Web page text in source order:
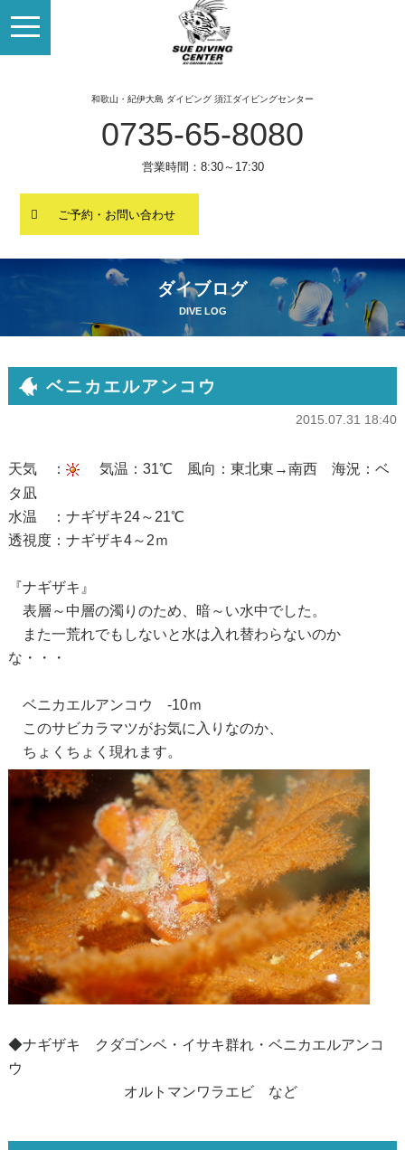
toggle
navigation
和歌山・紀伊大島 ダイビング 須江ダイビングセンター
0735-65-8080
営業時間：8:30～17:30
ご予約・お問い合わせ
ダイブログ
DIVE LOG
ベニカエルアンコウ
2015.07.31 18:40
天気 ：
気温：31℃ 風向：東北東→南西 海況：ベ
タ凪
水温 ：ナギザキ24～21℃
透視度：ナギザキ4～2ｍ
『ナギザキ』
表層～中層の濁りのため、暗～い水中でした。
また一荒れでもしないと水は入れ替わらないのか
な・・・
ベニカエルアンコウ -10ｍ
このサビカラマツがお気に入りなのか、
ちょくちょく現れます。
◆ナギザキ クダゴンベ・イサキ群れ・ベニカエルアンコ
ウ
オルトマンワラエビ など